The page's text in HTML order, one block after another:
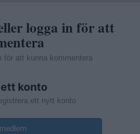
logga in för att
för att kunna kommentera
ett konto
ett nytt konto